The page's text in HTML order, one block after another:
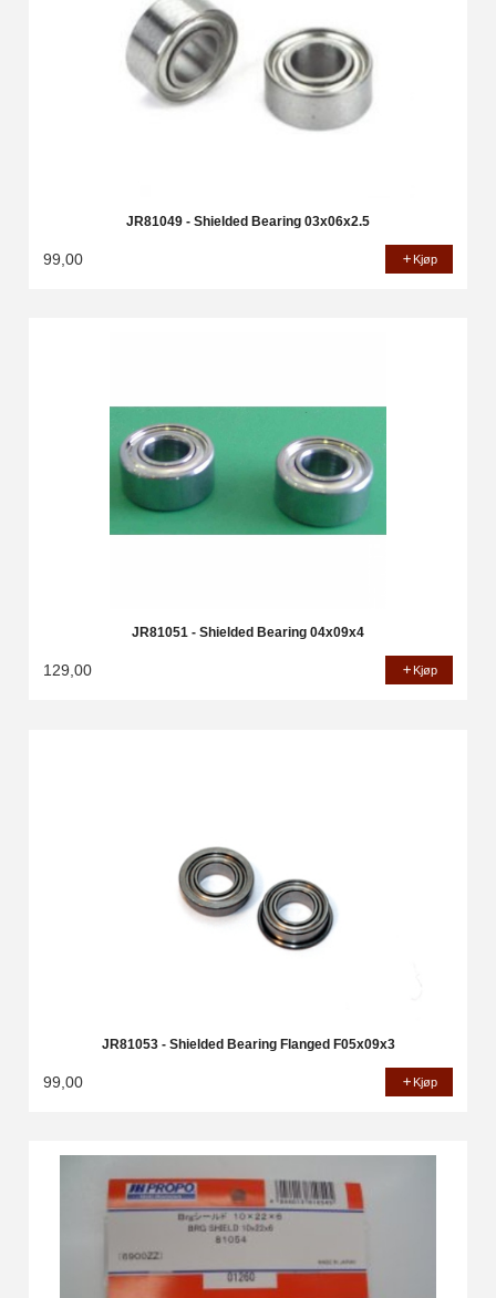
JR81049 - Shielded Bearing 03x06x2.5
99,00 Kjøp
JR81051 - Shielded Bearing 04x09x4
129,00 Kjøp
JR81053 - Shielded Bearing Flanged F05x09x3
99,00 Kjøp